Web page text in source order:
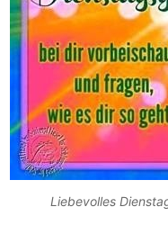
Liebevolles